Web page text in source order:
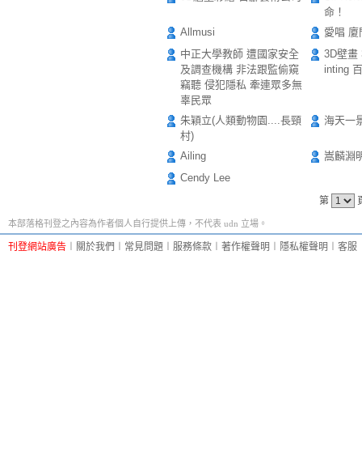
命！
Allmusi
愛唱 廈
中正大學教師 遭國家安全
及調查機構 非法跟監偷窺
竊聽 侵犯隱私 牽連眾多無
辜民眾
3D壁畫
inting
朱穎立(人類動物園....長頸
村)
海天一
Ailing
嵩麟淵
Cendy Lee
第
本部落格刊登之內容為作者個人自行提供上傳，不代表 udn 立場。
刊登網站廣告 關於我們 常見問題 服務條款 著作權聲明 隱私權聲明 客服